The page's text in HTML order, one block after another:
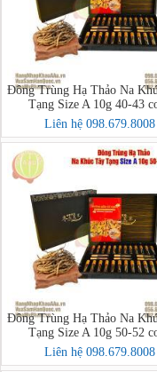
Đông Trùng Hạ Thảo Na
Tạng Size A 10g 40-43
Liên hệ 098.679.8008
Đông Trùng Hạ Thảo Na
Tạng Size A 10g 50-52
Liên hệ 098.679.8008